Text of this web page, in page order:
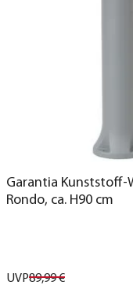
Garantia Kunststoff-
Rondo, ca. H90 cm
UVP89,99€